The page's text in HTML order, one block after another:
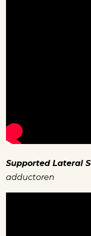
Supported Lateral
adductoren